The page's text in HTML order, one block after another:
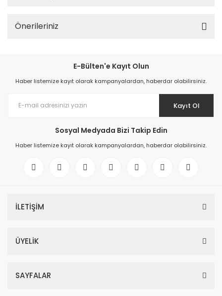
Önerileriniz
E-Bülten'e Kayıt Olun
Haber listemize kayıt olarak kampanyalardan, haberdar olabilirsiniz.
Kayıt Ol
Sosyal Medyada Bizi Takip Edin
Haber listemize kayıt olarak kampanyalardan, haberdar olabilirsiniz.
İLETİŞİM
ÜYELİK
SAYFALAR